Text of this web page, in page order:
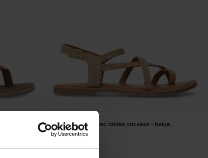
Sandales raphia avec brides croisées - beige